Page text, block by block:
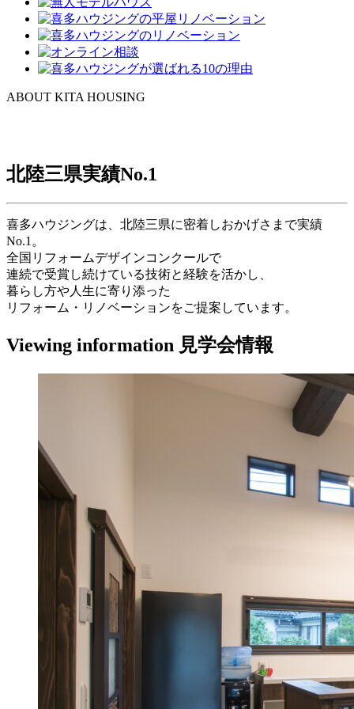
ABOUT KITA HOUSING
北陸三県実績No.1
喜多ハウジングは、北陸三県に密着しおかげさまで実績
No.1。
全国リフォームデザインコンクールで
連続で受賞し続けている技術と経験を活かし、
暮らし方や人生に寄り添った
リフォーム・リノベーションをご提案しています。
Viewing information 見学会情報